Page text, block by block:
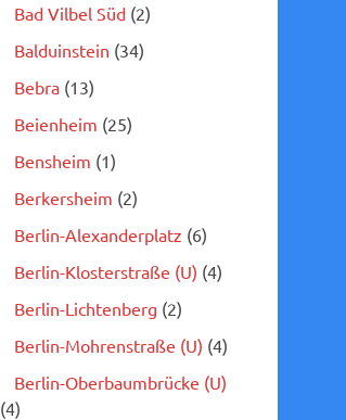
Bad Vilbel Süd(2)
Balduinstein (34)
Bebra(13)
Beienheim (25)
Bensheim (1)
Berkersheim (2)
Berlin-Alexanderplatz (6)
Berlin-Klosterstraße (U) (4)
Berlin-Lichtenberg (2)
Berlin-Mohrenstraße (U) (4)
Berlin-Oberbaumbrücke (U)
(4)